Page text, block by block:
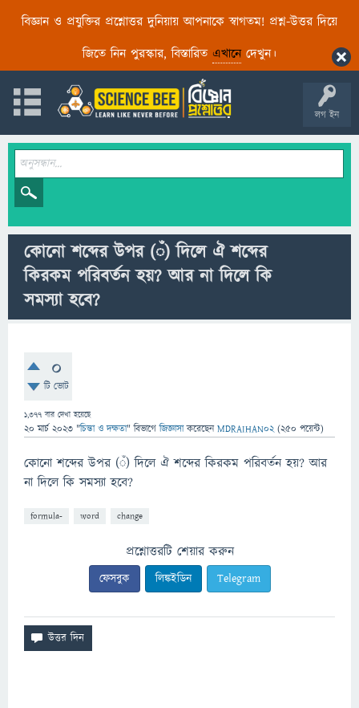
বিজ্ঞান ও প্রযুক্তির প্রশ্নোত্তর দুনিয়ায় আপনাকে স্বাগতম! প্রশ্ন-উত্তর দিয়ে
জিতে নিন পুরস্কার, বিস্তারিত এখানেদেখুন।
লগ ইন
কোনো শব্দের উপর (ঁ) দিলে ঐ শব্দের
কিরকম পরিবর্তন হয়? আর না দিলে কি
সমস্যা হবে?
0
টি ভোট
1,377 বার দেখা হয়েছে
20 মার্চ 2023 "চিন্তা ও দক্ষতা" বিভাগে জিজ্ঞাসাকরেছেনMDRAIHAN02 (250 পয়েন্ট)
কোনো শব্দের উপর (ঁ) দিলে ঐ শব্দের কিরকম পরিবর্তন হয়? আর
না দিলে কি সমস্যা হবে?
formula- word change
প্রশ্নোত্তরটি শেয়ার করুন
ফেসবুক লিঙ্কইডিন Telegram